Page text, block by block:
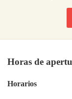
Horas de
Horarios